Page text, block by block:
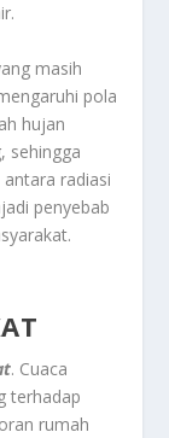
masih
pola
hujan
sehingga
radiasi
penyebab
. Cuaca
terhadap
rumah